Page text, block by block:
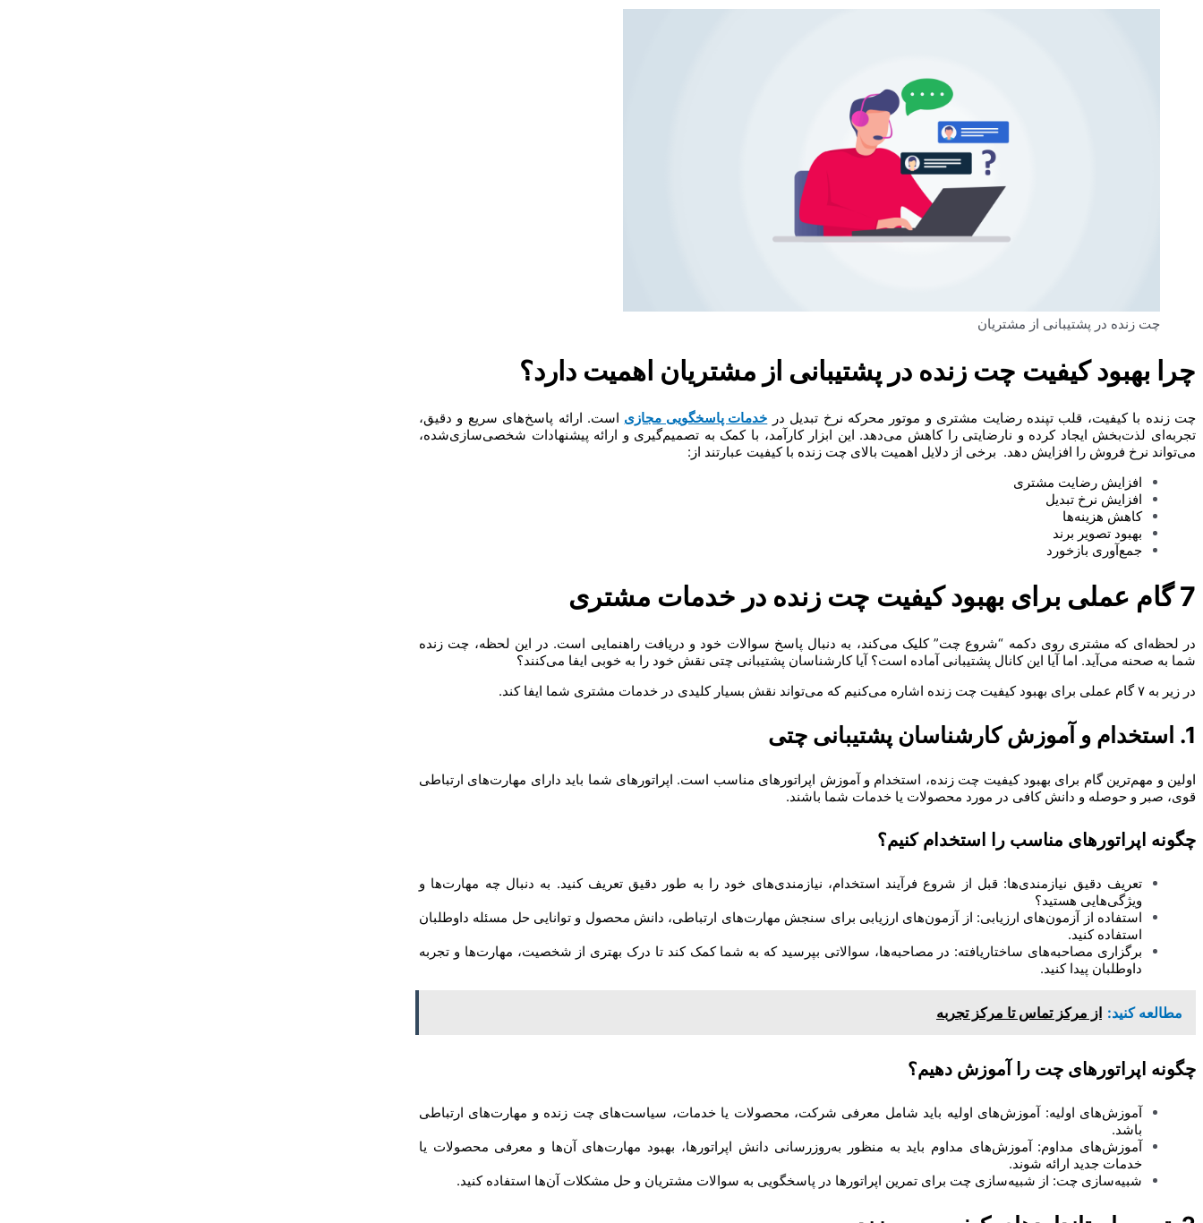
چت زنده در پشتیبانی از مشتریان
چرا بهبود کیفیت چت زنده در پشتیبانی از مشتریان اهمیت دارد؟
چت زنده با کیفیت، قلب تپنده رضایت مشتری و موتور محرکه نرخ تبدیل در خدمات پاسخگویی مجازی است. ارائه پاسخ‌های سریع و دقیق،
تجربه‌ای لذت‌بخش ایجاد کرده و نارضایتی را کاهش می‌دهد. این ابزار کارآمد، با کمک به تصمیم‌گیری و ارائه پیشنهادات شخصی‌سازی‌شده،
می‌تواند نرخ فروش را افزایش دهد. برخی از دلایل اهمیت بالای چت زنده با کیفیت عبارتند از:
افزایش رضایت مشتری
افزایش نرخ تبدیل
کاهش هزینه‌ها
بهبود تصویر برند
جمع‌آوری بازخورد
7 گام عملی برای بهبود کیفیت چت زنده در خدمات مشتری
در لحظه‌ای که مشتری روی دکمه “شروع چت” کلیک می‌کند، به دنبال پاسخ سوالات خود و دریافت راهنمایی است. در این لحظه، چت زنده
شما به صحنه می‌آید. اما آیا این کانال پشتیبانی آماده است؟ آیا کارشناسان پشتیبانی چتی نقش خود را به خوبی ایفا می‌کنند؟
در زیر به ۷ گام عملی برای بهبود کیفیت چت زنده اشاره می‌کنیم که می‌تواند نقش بسیار کلیدی در خدمات مشتری شما ایفا کند.
1. استخدام و آموزش کارشناسان پشتیبانی چتی
اولین و مهم‌ترین گام برای بهبود کیفیت چت زنده، استخدام و آموزش اپراتورهای مناسب است. اپراتورهای شما باید دارای مهارت‌های ارتباطی
قوی، صبر و حوصله و دانش کافی در مورد محصولات یا خدمات شما باشند.
چگونه اپراتورهای مناسب را استخدام کنیم؟
تعریف دقیق نیازمندی‌ها: قبل از شروع فرآیند استخدام، نیازمندی‌های خود را به طور دقیق تعریف کنید. به دنبال چه مهارت‌ها و
ویژگی‌هایی هستید؟
استفاده از آزمون‌های ارزیابی: از آزمون‌های ارزیابی برای سنجش مهارت‌های ارتباطی، دانش محصول و توانایی حل مسئله داوطلبان
استفاده کنید.
برگزاری مصاحبه‌های ساختاریافته: در مصاحبه‌ها، سوالاتی بپرسید که به شما کمک کند تا درک بهتری از شخصیت، مهارت‌ها و تجربه
داوطلبان پیدا کنید.
مطالعه کنید: از مرکز تماس تا مرکز تجربه
چگونه اپراتورهای چت را آموزش دهیم؟
آموزش‌های اولیه: آموزش‌های اولیه باید شامل معرفی شرکت، محصولات یا خدمات، سیاست‌های چت زنده و مهارت‌های ارتباطی
باشد.
آموزش‌های مداوم: آموزش‌های مداوم باید به منظور به‌روزرسانی دانش اپراتورها، بهبود مهارت‌های آن‌ها و معرفی محصولات یا
خدمات جدید ارائه شوند.
شبیه‌سازی چت: از شبیه‌سازی چت برای تمرین اپراتورها در پاسخگویی به سوالات مشتریان و حل مشکلات آن‌ها استفاده کنید.